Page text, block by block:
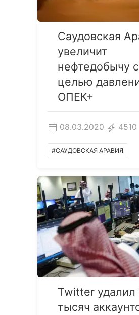
Саудовская
увеличит
нефтедобычу с
целью
ОПЕК+
08.03.2020 4510
#САУДОВСКАЯ АРАВИЯ
Twitter удалил
тысяч